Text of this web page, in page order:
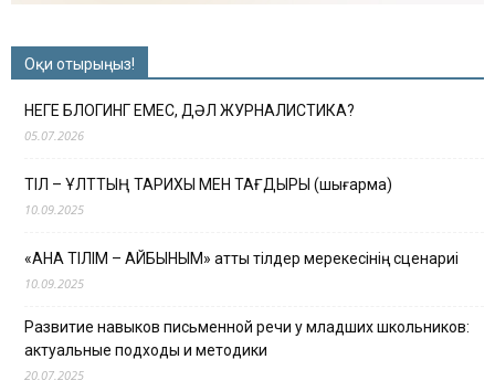
Оқи отырыңыз!
НЕГЕ БЛОГИНГ ЕМЕС, ДӘЛ ЖУРНАЛИСТИКА?
05.07.2026
ТІЛ – ҰЛТТЫҢ ТАРИХЫ МЕН ТАҒДЫРЫ (шығарма)
10.09.2025
«АНА ТІЛІМ – АЙБЫНЫМ» атты тілдер мерекесінің сценариі
10.09.2025
Развитие навыков письменной речи у младших школьников:
актуальные подходы и методики
20.07.2025